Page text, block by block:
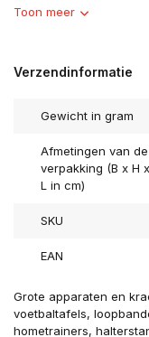
Toon meer
Verzendinformatie
Gewicht in gram
Afmetingen van de
verpakking (B x H x
L in cm)
SKU
EAN
Grote apparaten en
voetbaltafels,
hometrainers,